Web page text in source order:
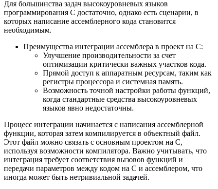
Для большинства задач высокоуровневых языков
программирования C достаточно, однако есть сценарии, в
которых написание ассемблерного кода становится
необходимым.
Преимущества интеграции ассемблера в проект на C:
Улучшение производительности за счет
оптимизации критически важных участков кода.
Прямой доступ к аппаратным ресурсам, таким как
регистры процессора и системная память.
Возможность точной настройки работы функций,
когда стандартные средства высокоуровневых
языков явно недостаточны.
Процесс интеграции начинается с написания ассемблерной
функции, которая затем компилируется в объектный файл.
Этот файл можно связать с основным проектом на C,
используя возможности компилятора. Важно учитывать, что
интеграция требует соответствия вызовов функций и
передачи параметров между кодом на C и ассемблером, что
иногда может быть нетривиальной задачей.